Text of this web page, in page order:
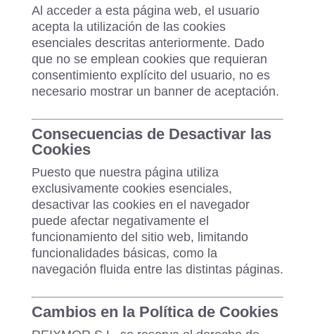
Al acceder a esta página web, el usuario
acepta la utilización de las cookies
esenciales descritas anteriormente. Dado
que no se emplean cookies que requieran
consentimiento explícito del usuario, no es
necesario mostrar un banner de aceptación.
Consecuencias de Desactivar las
Cookies
Puesto que nuestra página utiliza
exclusivamente cookies esenciales,
desactivar las cookies en el navegador
puede afectar negativamente el
funcionamiento del sitio web, limitando
funcionalidades básicas, como la
navegación fluida entre las distintas páginas.
Cambios en la Política de Cookies